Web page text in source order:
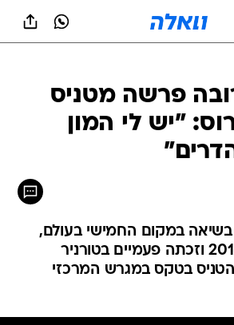
פרשה מטניס
"יש לי המון
במקום החמישי בעולם,
הגיעה לגמר ב-2015 וזכתה פעמיים בטורניר
בטקס במגרש המרכזי